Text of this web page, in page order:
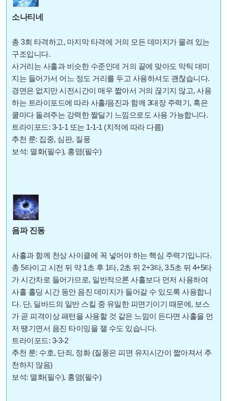
소나티네
총 3회 타격하고, 마지막 타격에 거의 모든 데미지가 몰려 있는
구조입니다.
사거리는 사홀과 비슷한 수준인데 거의 끝에 맞아도 막틱 데미
지는 들어가서 어느 정도 거리를 두고 사용하셔도 괜찮습니다.
경면은 없지만 시전시간이 매우 짧아서 거의 끊기지 않고, 사용
하는 트라이포드에 따라 사홀/음진과 함께 3대장 주력기, 혹은
쿨마다 돌려주는 강력한 짤딜기 느낌으로도 사용 가능합니다.
트라이포드: 3-1-1 또는 1-1-1 (치적에 따라 다름)
추천 룬: 집중, 심판, 질풍
보석: 멸화(필수), 홍염(필수)
음파 진동
사홀과 함께 천상 사이클에 꼭 넣어야 하는 핵심 주력기입니다.
총 5타이고 시전 뒤 약 1초 후 1타, 2초 뒤 2+3타, 3.5초 뒤 4+5타
가 시간차로 들어가므로, 일반적으론 사홀보다 먼저 사용하여
사홀 홀딩 시간 동안 음진 데미지가 들어갈 수 있도록 사용합니
다. 단, 딜바드의 일반 스킬 중 유일한 피면기이기 때문에, 보스
가 곧 피격이상 패턴을 사용할 것 같은 느낌이 든다면 사홀을 먼
저 땡기면서 음진 타이밍을 잴 수도 있습니다.
트라이포드: 3-3-2
추천 룬: 수호, 단죄, 정화 (질풍은 피면 유지시간이 짧아져서 추
천하지 않음)
보석: 멸화(필수), 홍염(필수)